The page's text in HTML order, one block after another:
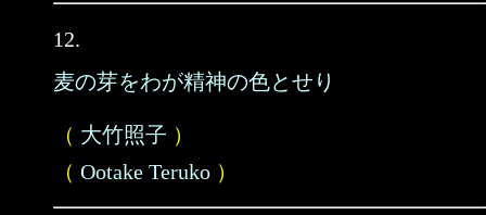
12.
麦の芽をわが精神の色とせり
（ 大竹照子 ）
（ Ootake Teruko ）